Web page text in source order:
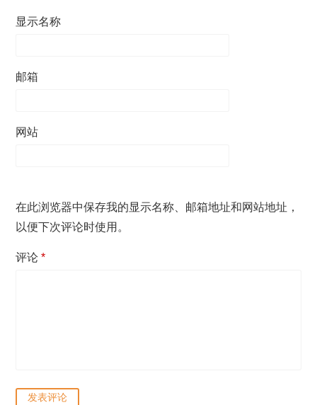
显示名称
邮箱
网站
在此浏览器中保存我的显示名称、邮箱地址和网站地址，
以便下次评论时使用。
评论*